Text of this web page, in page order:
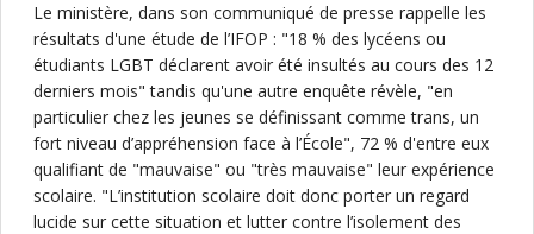
Le ministère, dans son communiqué de presse rappelle les
résultats d'une étude de l’IFOP : "18 % des lycéens ou
étudiants LGBT déclarent avoir été insultés au cours des 12
derniers mois" tandis qu'une autre enquête révèle, "en
particulier chez les jeunes se définissant comme trans, un
fort niveau d’appréhension face à l’École", 72 % d'entre eux
qualifiant de "mauvaise" ou "très mauvaise" leur expérience
scolaire. "L’institution scolaire doit donc porter un regard
lucide sur cette situation et lutter contre l’isolement des